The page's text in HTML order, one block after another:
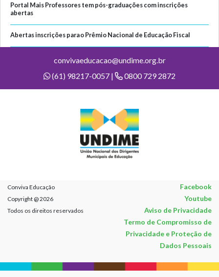
Portal Mais Professores tem pós-graduações com inscrições
abertas
Abertas inscrições para o Prêmio Nacional de Educação Fiscal
convivaeducacao@undime.org.br
(61) 98217-0057 |
0800 729 2872
Conviva Educação Facebook
Copyright @ 2026 Youtube
Todos os direitos reservados
Aviso de Privacidade
Termo de Compromisso de
Privacidade e Proteção de
Dados Pessoais